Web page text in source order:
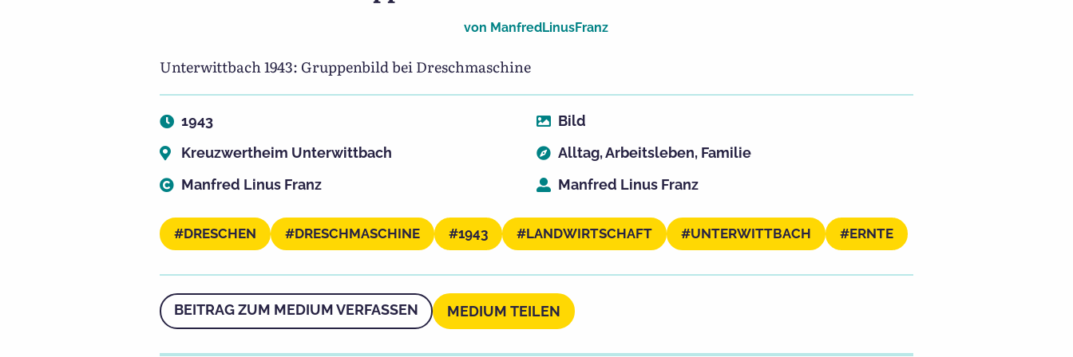
von ManfredLinusFranz
Unterwittbach 1943: Gruppenbild bei Dreschmaschine
1943
Kreuzwertheim Unterwittbach
Bild
Alltag,Arbeitsleben, Familie
Manfred Linus Franz
Manfred Linus Franz
DRESCHEN DRESCHMASCHINE 1943 LANDWIRTSCHAFT UNTERWITTBACH ERNTE
BEITRAG ZUM MEDIUM VERFASSEN MEDIUM TEILEN